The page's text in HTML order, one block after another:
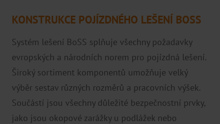
KONSTRUKCE POJÍZDNÉHO LEŠENÍ BOSS
Systém lešení BoSS splňuje všechny požadavky
evropských a národních norem pro pojízdná lešení.
Široký sortiment komponentů umožňuje velký
výběr sestav různých rozměrů a pracovních výšek.
Součástí jsou všechny důležité bezpečnostní prvky,
jako jsou okopové zarážky u podlážek nebo